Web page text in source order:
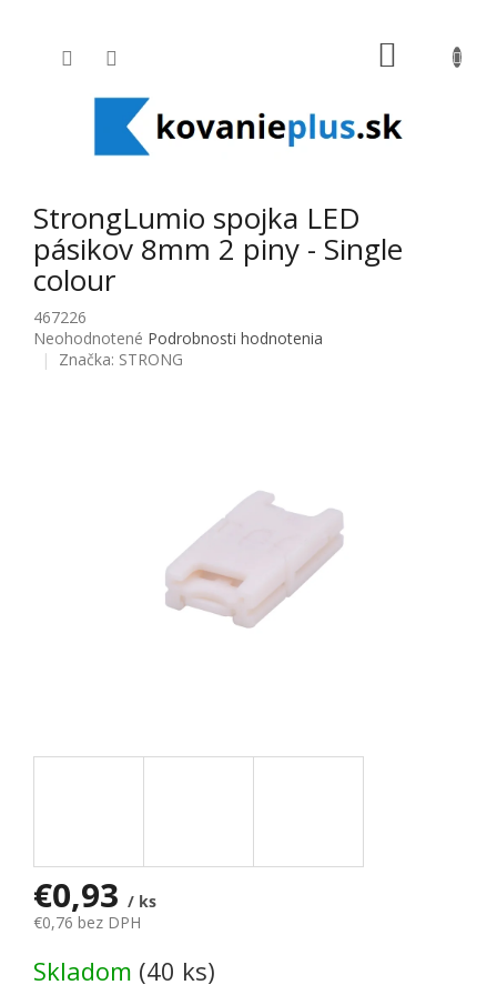
StrongLumio spojka LED
pásikov 8mm 2 piny - Single
colour
467226
Priemerné hodnotenie produktu je 0,0 z 5 hviezdičiek.
Neohodnotené Podrobnosti hodnotenia
Značka: STRONG
€0,93 / ks
€0,76 bez DPH
Skladom (40 ks)